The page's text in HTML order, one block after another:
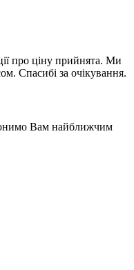
про ціну прийнята. Ми
Спасибі за очікування.
Вам найближчим